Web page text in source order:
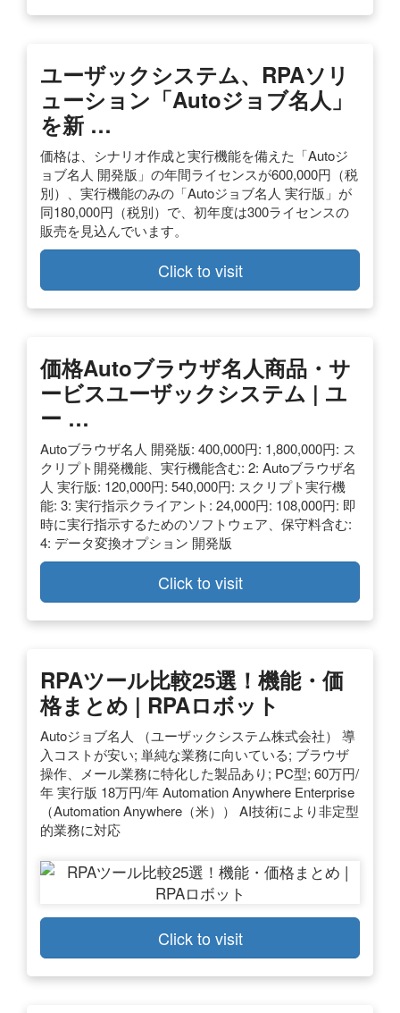
ユーザックシステム、RPAソリ
ューション「Autoジョブ名人」
を新 …
価格は、シナリオ作成と実行機能を備えた「Autoジ
ョブ名人 開発版」の年間ライセンスが600,000円（税
別）、実行機能のみの「Autoジョブ名人 実行版」が
同180,000円（税別）で、初年度は300ライセンスの
販売を見込んでいます。
Click to visit
価格Autoブラウザ名人商品・サ
ービスユーザックシステム | ユ
ー …
Autoブラウザ名人 開発版: 400,000円: 1,800,000円: ス
クリプト開発機能、実行機能含む: 2: Autoブラウザ名
人 実行版: 120,000円: 540,000円: スクリプト実行機
能: 3: 実行指示クライアント: 24,000円: 108,000円: 即
時に実行指示するためのソフトウェア、保守料含む:
4: データ変換オプション 開発版
Click to visit
RPAツール比較25選！機能・価
格まとめ | RPAロボット
Autoジョブ名人 （ユーザックシステム株式会社） 導
入コストが安い; 単純な業務に向いている; ブラウザ
操作、メール業務に特化した製品あり; PC型; 60万円/
年 実行版 18万円/年 Automation Anywhere Enterprise
（Automation Anywhere（米）） AI技術により非定型
的業務に対応
Click to visit